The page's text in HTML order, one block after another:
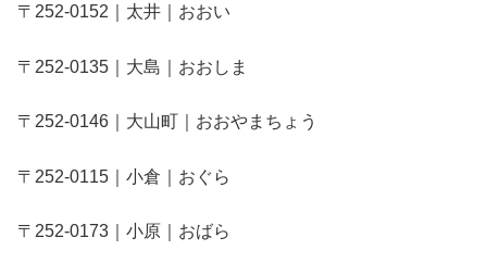
〒252-0152｜太井｜おおい
〒252-0135｜大島｜おおしま
〒252-0146｜大山町｜おおやまちょう
〒252-0115｜小倉｜おぐら
〒252-0173｜小原｜おばら